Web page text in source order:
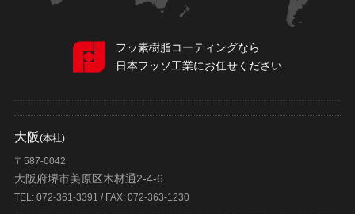
フッ素樹脂コーティングなら
日本フッソ工業にお任せください
大阪(本社)
〒587-0042
大阪府堺市美原区木材通2-4-6
TEL: 072-361-3391 / FAX: 072-363-1230